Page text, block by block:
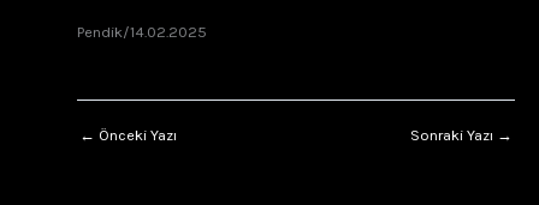
Pendik/14.02.2025
← Önceki Yazı Sonraki Yazı →